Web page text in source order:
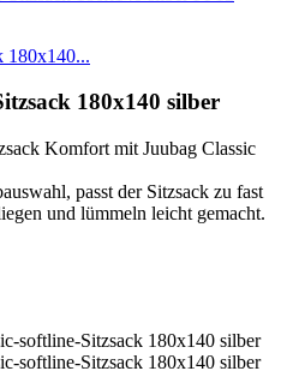
180x140...
180x140 silber
Komfort mit Juubag Classic
passt der Sitzsack zu fast
und lümmeln leicht gemacht.